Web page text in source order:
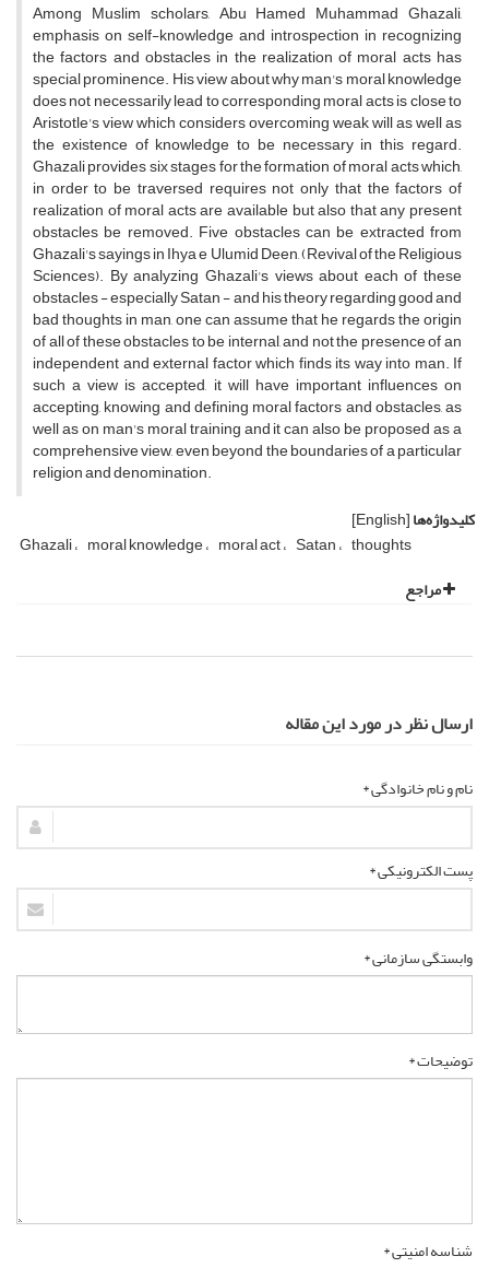
Among Muslim scholars, Abu Hamed Muhammad Ghazali,
emphasis on self-knowledge and introspection in recognizing
the factors and obstacles in the realization of moral acts has
special prominence. His view about why man's moral knowledge
does not necessarily lead to corresponding moral acts is close to
Aristotle's view which considers overcoming weak will as well as
the existence of knowledge to be necessary in this regard.
Ghazali provides six stages for the formation of moral acts which,
in order to be traversed requires not only that the factors of
realization of moral acts are available but also that any present
obstacles be removed. Five obstacles can be extracted from
Ghazali's sayings in Ihya e Ulumid Deen, (Revival of the Religious
Sciences). By analyzing Ghazali's views about each of these
obstacles - especially Satan - and his theory regarding good and
bad thoughts in man, one can assume that he regards the origin
of all of these obstacles to be internal, and not the presence of an
independent and external factor which finds its way into man. If
such a view is accepted, it will have important influences on
accepting, knowing and defining moral factors and obstacles, as
well as on man's moral training and it can also be proposed as a
comprehensive view, even beyond the boundaries of a particular
religion and denomination.
کلیدواژه‌ها[English]
Ghazali moral knowledge moral act Satan thoughts
مراجع
ارسال نظر در مورد این مقاله
نام و نام خانوادگی *
پست الکترونیکی *
وابستگی سازمانی *
توضیحات *
شناسه امنیتی *